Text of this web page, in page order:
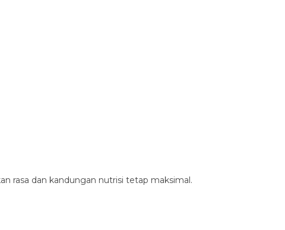
rasa dan kandungan nutrisi tetap maksimal.